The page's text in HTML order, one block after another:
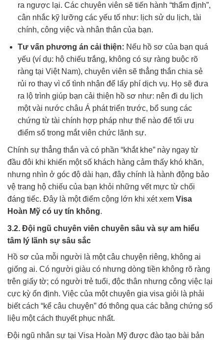
ra ngược lại. Các chuyên viên sẽ tiến hành “thẩm định”,
cân nhắc kỹ lưỡng các yếu tố như: lịch sử du lịch, tài
chính, công việc và nhân thân của bạn.
Tư vấn phương án cải thiện: Nếu hồ sơ của bạn quá
yếu (ví dụ: hộ chiếu trắng, không có sự ràng buộc rõ
ràng tại Việt Nam), chuyên viên sẽ thẳng thắn chia sẻ
rủi ro thay vì cố tình nhận để lấy phí dịch vụ. Họ sẽ đưa
ra lộ trình giúp bạn cải thiện hồ sơ như: nên đi du lịch
một vài nước châu Á phát triển trước, bổ sung các
chứng từ tài chính hợp pháp như thế nào để tối ưu
điểm số trong mắt viên chức lãnh sự.
Chính sự thẳng thắn và có phần “khắt khe” này ngay từ
đầu đôi khi khiến một số khách hàng cảm thấy khó khăn,
nhưng nhìn ở góc độ dài hạn, đây chính là hành động bảo
vệ trang hộ chiếu của bạn khỏi những vết mực từ chối
đáng tiếc. Đây là một điểm cộng lớn khi xét xem Visa
Hoàn Mỹ có uy tín không.
3.2. Đội ngũ chuyên viên chuyên sâu và sự am hiểu
tâm lý lãnh sự sâu sắc
Hồ sơ của mỗi người là một câu chuyện riêng, không ai
giống ai. Có người giàu có nhưng dòng tiền không rõ ràng
trên giấy tờ; có người trẻ tuổi, độc thân nhưng công việc lại
cực kỳ ổn định. Việc của một chuyên gia visa giỏi là phải
biết cách “kể câu chuyện” đó thông qua các bằng chứng số
liệu một cách thuyết phục nhất.
Đội ngũ nhân sự tại Visa Hoàn Mỹ được đào tạo bài bản